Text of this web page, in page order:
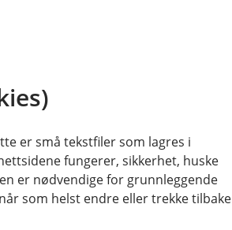
er små tekstfiler som lagres i
fungerer, sikkerhet, huske
er nødvendige for grunnleggende
som helst endre eller trekke tilbake